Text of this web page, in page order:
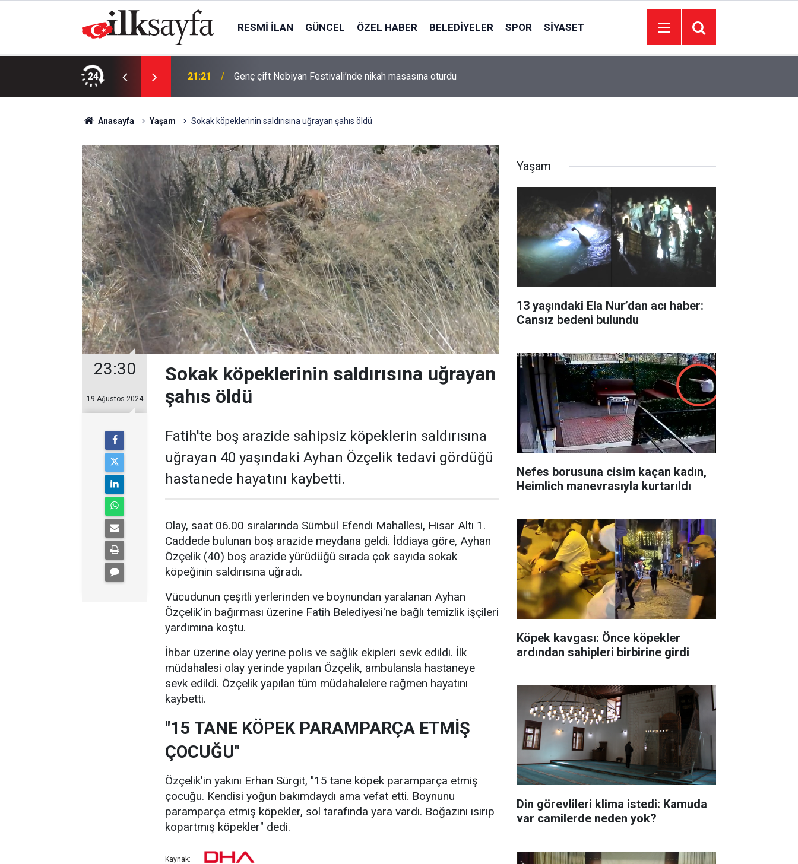
RESMI İLAN GÜNCEL ÖZEL HABER BELEDIYELER SPOR SIYASET
24 21:21 Genç çift Nebiyan Festivali’nde nikah masasına oturdu
Anasayfa Yaşam Sokak köpeklerinin saldırısına uğrayan şahıs öldü
23:30
19 Ağustos 2024
Sokak köpeklerinin saldırısına uğrayan
şahıs öldü
Fatih'te boş arazide sahipsiz köpeklerin saldırısına
uğrayan 40 yaşındaki Ayhan Özçelik tedavi gördüğü
hastanede hayatını kaybetti.
Olay, saat 06.00 sıralarında Sümbül Efendi Mahallesi, Hisar Altı 1.
Caddede bulunan boş arazide meydana geldi. İddiaya göre, Ayhan
Özçelik (40) boş arazide yürüdüğü sırada çok sayıda sokak
köpeğinin saldırısına uğradı.
Vücudunun çeşitli yerlerinden ve boynundan yaralanan Ayhan
Özçelik'in bağırması üzerine Fatih Belediyesi'ne bağlı temizlik işçileri
yardımına koştu.
İhbar üzerine olay yerine polis ve sağlık ekipleri sevk edildi. İlk
müdahalesi olay yerinde yapılan Özçelik, ambulansla hastaneye
sevk edildi. Özçelik yapılan tüm müdahalelere rağmen hayatını
kaybetti.
"15 TANE KÖPEK PARAMPARÇA ETMİŞ
ÇOCUĞU"
Özçelik'in yakını Erhan Sürgit, "15 tane köpek paramparça etmiş
çocuğu. Kendisi yoğun bakımdaydı ama vefat etti. Boynunu
paramparça etmiş köpekler, sol tarafında yara vardı. Boğazını ısırıp
kopartmış köpekler" dedi.
Kaynak:
Yaşam
13 yaşındaki Ela Nur’dan acı haber:
Cansız bedeni bulundu
Nefes borusuna cisim kaçan kadın,
Heimlich manevrasıyla kurtarıldı
Köpek kavgası: Önce köpekler
ardından sahipleri birbirine girdi
Din görevlileri klima istedi: Kamuda
var camilerde neden yok?